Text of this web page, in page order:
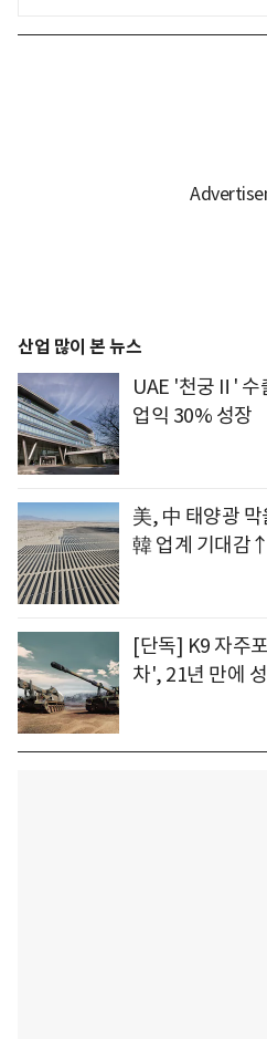
산업 많이 본 뉴스
UAE '천궁Ⅱ' 수
업익 30% 성장
美, 中 태양광
韓 업계 기대감↑
[단독] K9 자주
차', 21년 만에